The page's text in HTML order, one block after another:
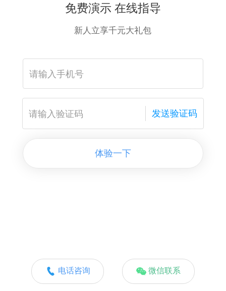
免费演示 在线指导
新人立享千元大礼包
发送验证码
体验一下
电话咨询 微信联系